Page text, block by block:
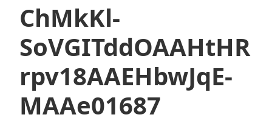
ChMkKl-
SoVGITddOAAHtHR
rpv18AAEHbwJqE-
MAAe01687